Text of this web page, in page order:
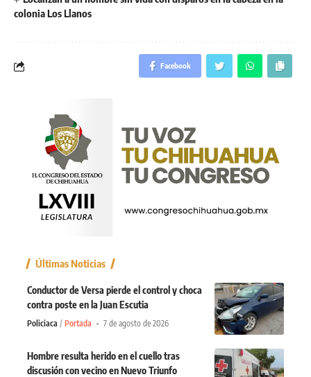
colonia Los Llanos
Facebook
Últimas Noticias
Conductor de Versa pierde el control y choca
contra poste en la Juan Escutia
Policiaca Portada 7 de agosto de 2026
Hombre resulta herido en el cuello tras
discusión con vecino en Nuevo Triunfo